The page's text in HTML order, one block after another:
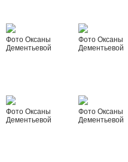
Фото Оксаны
Дементьевой
Фото Оксаны
Дементьевой
Фото Оксаны
Дементьевой
Фото Оксаны
Дементьевой